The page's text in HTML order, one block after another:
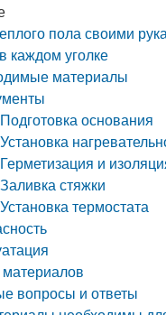
пола своими
каждом уголке
материалы
основания
и
стяжки
термостата
вопросы и ответы